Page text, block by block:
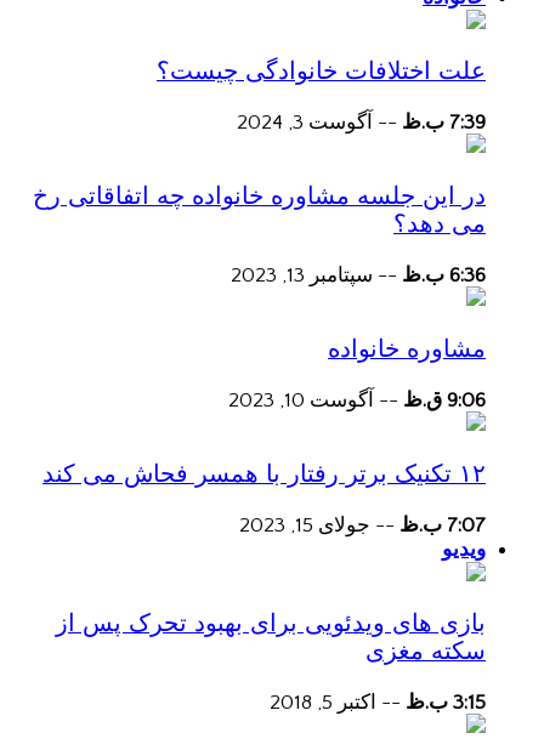
علت اختلافات خانوادگی چیست؟
7:39 ب.ظ -- آگوست 3, 2024
در این جلسه مشاوره خانواده چه اتفاقاتی رخ
می دهد؟
6:36 ب.ظ -- سپتامبر 13, 2023
مشاوره خانواده
9:06 ق.ظ -- آگوست 10, 2023
۱۲ تکنیک برتر رفتار با همسر فحاش می کند
7:07 ب.ظ -- جولای 15, 2023
ویدیو
بازی های ویدئویی برای بهبود تحرک پس از
سکته مغزی
3:15 ب.ظ -- اکتبر 5, 2018